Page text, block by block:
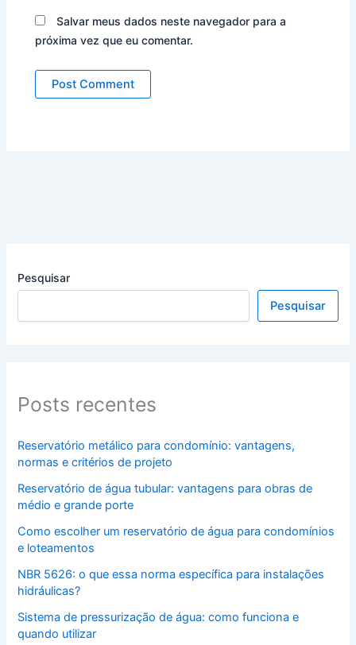
Salvar meus dados neste navegador para a
próxima vez que eu comentar.
Pesquisar
Pesquisar
Posts recentes
Reservatório metálico para condomínio: vantagens,
normas e critérios de projeto
Reservatório de água tubular: vantagens para obras de
médio e grande porte
Como escolher um reservatório de água para condomínios
e loteamentos
NBR 5626: o que essa norma específica para instalações
hidráulicas?
Sistema de pressurização de água: como funciona e
quando utilizar